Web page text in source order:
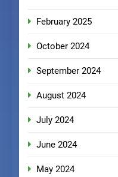
February 2025
October 2024
September 2024
August 2024
July 2024
June 2024
May 2024